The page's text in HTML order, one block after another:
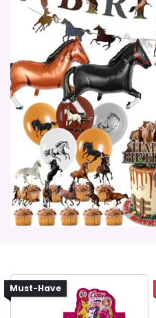
Must-Have